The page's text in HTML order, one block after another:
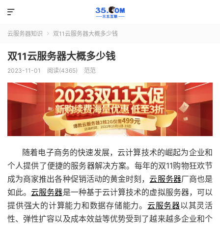

云服务器知识  双11云服务器大概多少钱
双11云服务器大概多少钱
2023-11-01 阅读(4365) 范范
随着电子商务的快速发展，云计算技术的崛起为企业和
个人提供了便捷的服务器解决方案。每年的双11购物狂欢节
成为商家推出各种促销活动的黄金时刻，云服务器厂商也是
如此。云服务器是一种基于云计算技术的虚拟服务器，可以
提供强大的计算能力和数据存储能力。 云服务器以其灵活
性、弹性扩容以及成本效益等优势受到了越来越多企业和个